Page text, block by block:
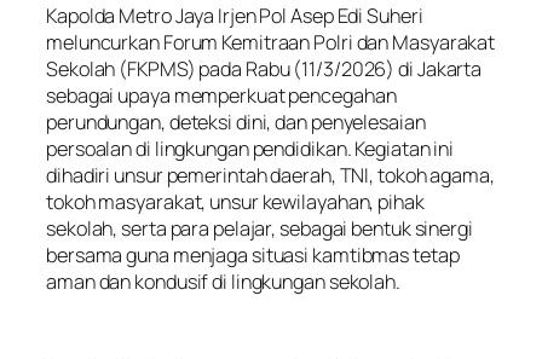
Kapolda Metro Jaya Irjen Pol Asep Edi Suheri
meluncurkan Forum Kemitraan Polri dan Masyarakat
Sekolah (FKPMS) pada Rabu (11/3/2026) di Jakarta
sebagai upaya memperkuat pencegahan
perundungan, deteksi dini, dan penyelesaian
persoalan di lingkungan pendidikan. Kegiatan ini
dihadiri unsur pemerintah daerah, TNI, tokoh agama,
tokoh masyarakat, unsur kewilayahan, pihak
sekolah, serta para pelajar, sebagai bentuk sinergi
bersama guna menjaga situasi kamtibmas tetap
aman dan kondusif di lingkungan sekolah.